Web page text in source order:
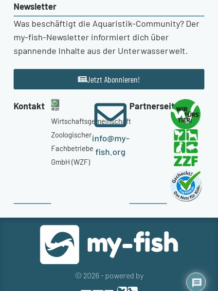
Newsletter
Was beschäftigt die Aquaristik-Community? Der
my-fish-Newsletter informiert dich über
spannende Inhalte aus der Unterwasserwelt.
Jetzt Abonnieren!
Kontakt
Wirtschaftsgemeinschaft
Zoologischer
Fachbetriebe
GmbH (WZF)
info@my-
fish.org
Partnerseiten
© 2026 - powered by